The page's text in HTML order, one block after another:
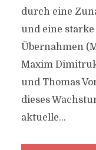
durch eine
und eine
Übernahmen
Maxim
und Thomas
dieses
aktuelle...